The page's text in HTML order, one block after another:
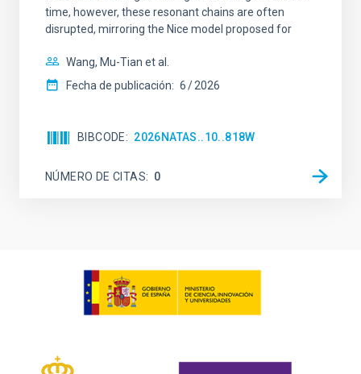
time, however, these resonant chains are often
disrupted, mirroring the Nice model proposed for
Wang, Mu-Tian et al.
Fecha de publicación: 6 2026
BIBCODE 2026NATAS..10..818W
NÚMERO DE CITAS 0